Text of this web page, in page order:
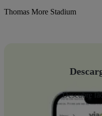
Thomas More Stadium
Descubre